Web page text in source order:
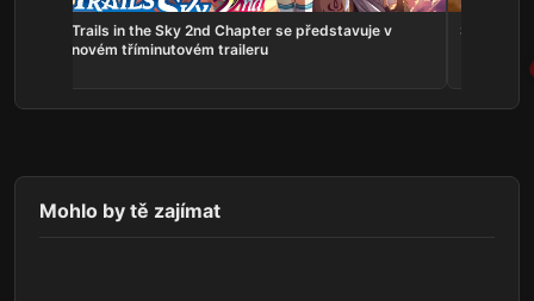
Trails in the Sky 2nd Chapter se představuje v
novém tříminutovém traileru
Serious
Mohlo by tě zajímat